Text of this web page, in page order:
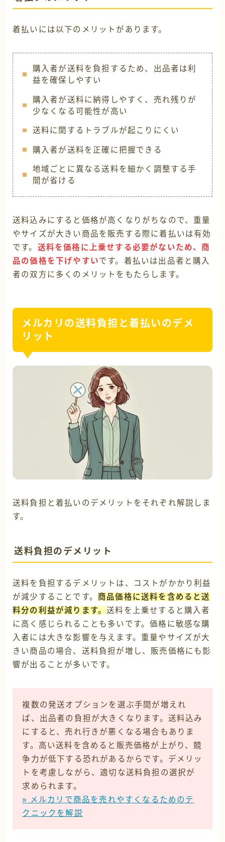
着払いには以下のメリットがあります。
購入者が送料を負担するため、出品者は利
益を確保しやすい
購入者が送料に納得しやすく、売れ残りが
少なくなる可能性が高い
送料に関するトラブルが起こりにくい
購入者が送料を正確に把握できる
地域ごとに異なる送料を細かく調整する手
間が省ける
送料込みにすると価格が高くなりがちなので、重量
やサイズが大きい商品を販売する際に着払いは有効
です。 送料を価格に上乗せする必要がないため、商
品の価格を下げやすいです。着払いは出品者と購入
者の双方に多くのメリットをもたらします。
メルカリの送料負担と着払いのデメ
リット
送料負担と着払いのデメリットをそれぞれ解説しま
す。
送料負担のデメリット
送料を負担するデメリットは、コストがかかり利益
が減少することです。 商品価格に送料を含めると送
料分の利益が減ります。送料を上乗せすると購入者
に高く感じられることも多いです。価格に敏感な購
入者には大きな影響を与えます。重量やサイズが大
きい商品の場合、送料負担が増し、販売価格にも影
響が出ることが多いです。
複数の発送オプションを選ぶ手間が増えれ
ば、出品者の負担が大きくなります。送料込み
にすると、売れ行きが悪くなる場合もありま
す。高い送料を含めると販売価格が上がり、競
争力が低下する恐れがあるからです。デメリッ
トを考慮しながら、適切な送料負担の選択が
求められます。
» メルカリで商品を売れやすくなるためのテ
クニックを解説